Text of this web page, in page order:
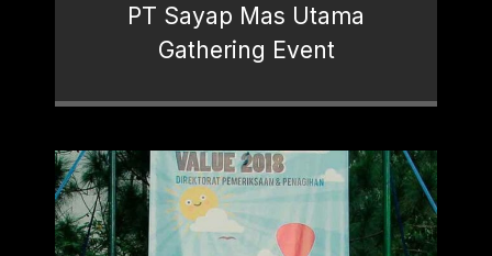
PT Sayap Mas Utama
Gathering Event